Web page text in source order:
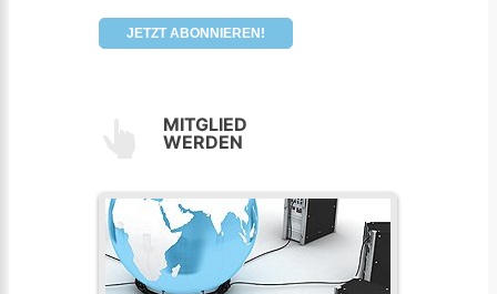
JETZT ABONNIEREN!
MITGLIED
WERDEN